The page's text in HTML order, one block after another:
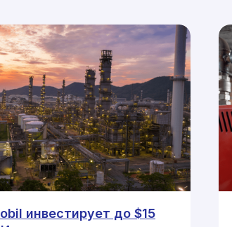
инвестирует до $15